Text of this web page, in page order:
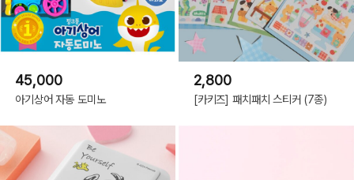
45,000
아기상어 자동 도미노
2,800
[카키즈] 패치패치 스티커 (7종)